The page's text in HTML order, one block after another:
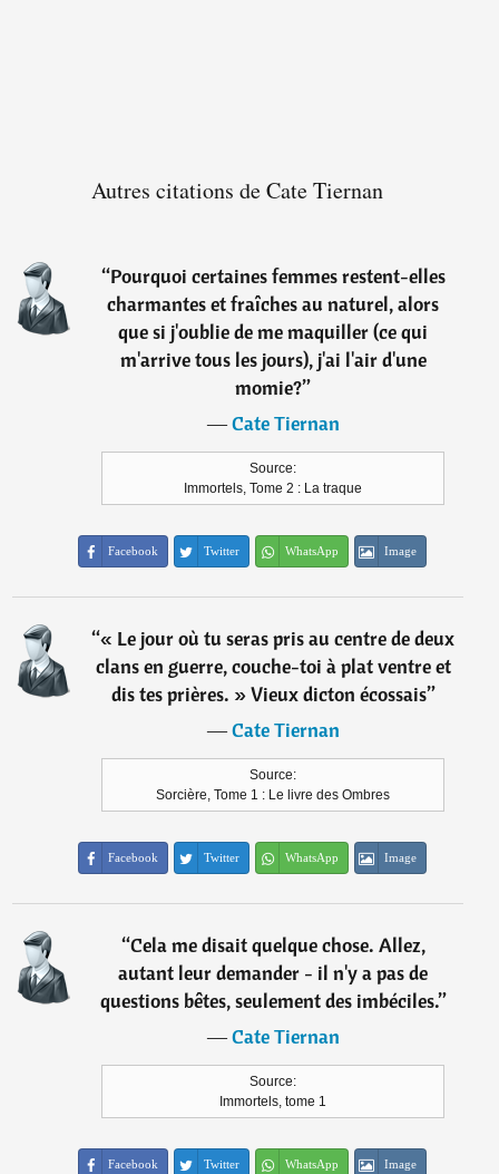
Autres citations de Cate Tiernan
“Pourquoi certaines femmes restent-elles
charmantes et fraîches au naturel, alors
que si j'oublie de me maquiller (ce qui
m'arrive tous les jours), j'ai l'air d'une
momie?”
―Cate Tiernan
Source:
Immortels, Tome 2 : La traque
Facebook Twitter WhatsApp Image
“« Le jour où tu seras pris au centre de deux
clans en guerre, couche-toi à plat ventre et
dis tes prières. » Vieux dicton écossais”
―Cate Tiernan
Source:
Sorcière, Tome 1 : Le livre des Ombres
Facebook Twitter WhatsApp Image
“Cela me disait quelque chose. Allez,
autant leur demander - il n'y a pas de
questions bêtes, seulement des imbéciles.”
―Cate Tiernan
Source:
Immortels, tome 1
Facebook Twitter WhatsApp Image